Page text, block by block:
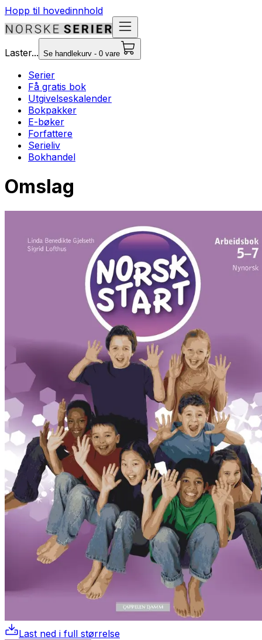
Hopp til hovedinnhold
Laster... Se handlekurv - 0 vare
Serier
Få gratis bok
Utgivelseskalender
Bokpakker
E-bøker
Forfattere
Serieliv
Bokhandel
Omslag
Last ned i full størrelse